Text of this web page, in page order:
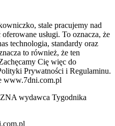
stale pracujemy nad
usługi. To oznacza, że
technologia, standardy oraz
to również, że ten
Cię więc do
Prywatności i Regulaminu.
www.7dni.com.pl
wydawca Tygodnika